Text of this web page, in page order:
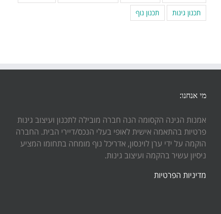
תכנון גינות
תכנון נוף
מי אנחנו:
אמנות הגינה הקסומה הנה חברה מובילה לתכנון ועיצוב גינות
פרטיות בהתאמה אישית לאופי בעלי הנכס/דיירי הבית. החברה
הוקמה על ידי ערן לוינסון, אדריכל נוף מומחה בתחומו המציע
ניסיון עשיר בהקמה ועיצוב גינות.
מדיניות הפרטיות